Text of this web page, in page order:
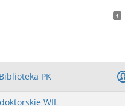
Biblioteka PK
WIL